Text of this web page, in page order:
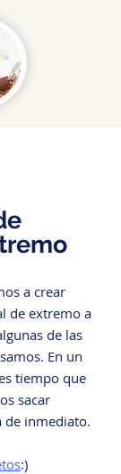
a crear
de extremo a
de las
En un
tiempo que
sacar
de inmediato.
:)